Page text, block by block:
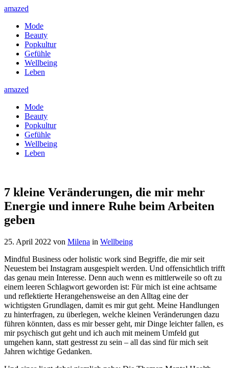
amazed
Mode
Beauty
Popkultur
Gefühle
Wellbeing
Leben
amazed
Mode
Beauty
Popkultur
Gefühle
Wellbeing
Leben
7 kleine Veränderungen, die mir mehr
Energie und innere Ruhe beim Arbeiten
geben
25. April 2022 von Milena in Wellbeing
Mindful Business oder holistic work sind Begriffe, die mir seit
Neuestem bei Instagram ausgespielt werden. Und offensichtlich trifft
das genau mein Interesse. Denn auch wenn es mittlerweile so oft zu
einem leeren Schlagwort geworden ist: Für mich ist eine achtsame
und reflektierte Herangehensweise an den Alltag eine der
wichtigsten Grundlagen, damit es mir gut geht. Meine Handlungen
zu hinterfragen, zu überlegen, welche kleinen Veränderungen dazu
führen könnten, dass es mir besser geht, mir Dinge leichter fallen, es
mir psychisch gut geht und ich auch mit meinem Umfeld gut
umgehen kann, statt gestresst zu sein – all das sind für mich seit
Jahren wichtige Gedanken.